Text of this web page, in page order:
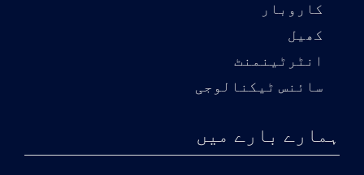
کاروبار
کھیل
انٹرٹینمنٹ
سائنس ٹیکنالوجی
ہمارے بارے میں